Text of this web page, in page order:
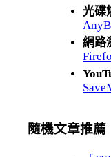
光碟
網路
隨機文章推薦